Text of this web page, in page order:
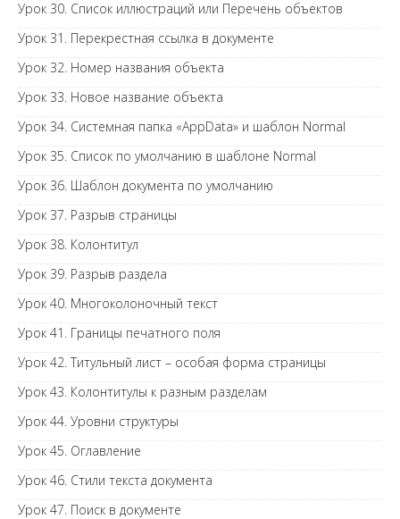
Урок 30. Список иллюстраций или Перечень объектов
Урок 31. Перекрестная ссылка в документе
Урок 32. Номер названия объекта
Урок 33. Новое название объекта
Урок 34. Системная папка «AppData» и шаблон Normal
Урок 35. Список по умолчанию в шаблоне Normal
Урок 36. Шаблон документа по умолчанию
Урок 37. Разрыв страницы
Урок 38. Колонтитул
Урок 39. Разрыв раздела
Урок 40. Многоколоночный текст
Урок 41. Границы печатного поля
Урок 42. Титульный лист – особая форма страницы
Урок 43. Колонтитулы к разным разделам
Урок 44. Уровни структуры
Урок 45. Оглавление
Урок 46. Стили текста документа
Урок 47. Поиск в документе